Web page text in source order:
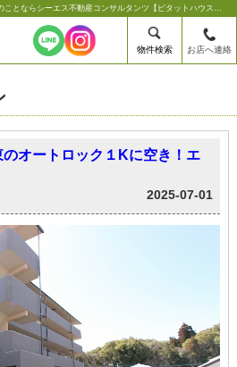
日別一覧【2025年7月1日】 |宮崎市の賃貸のことならシーエス不動産コンサルタンツ【ピタットハウス宮崎店】
物件検索 お店へ連絡
のオートロック１Kに空き！エ
2025-07-01